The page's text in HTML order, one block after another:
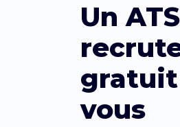
Un
gratuit
vous